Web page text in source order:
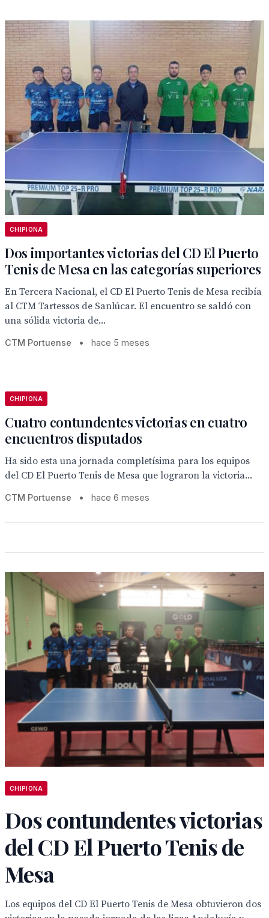
CHIPIONA
Dos importantes victorias del CD El Puerto
Tenis de Mesa en las categorías superiores
En Tercera Nacional, el CD El Puerto Tenis de Mesa recibía
al CTM Tartessos de Sanlúcar. El encuentro se saldó con
una sólida victoria de...
CTM Portuense • hace 5 meses
CHIPIONA
Cuatro contundentes victorias en cuatro
encuentros disputados
Ha sido esta una jornada completísima para los equipos
del CD El Puerto Tenis de Mesa que lograron la victoria...
CTM Portuense • hace 6 meses
CHIPIONA
Dos contundentes victorias
del CD El Puerto Tenis de
Mesa
Los equipos del CD El Puerto Tenis de Mesa obtuvieron dos